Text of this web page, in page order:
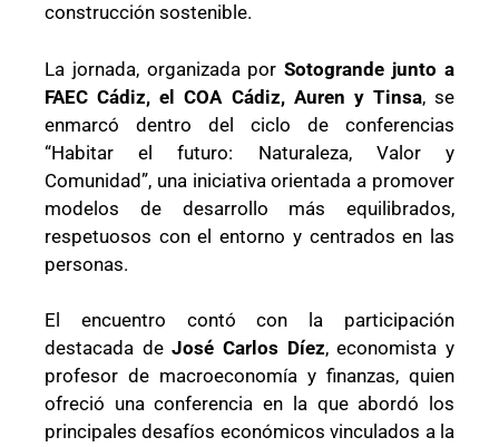
construcción sostenible.
La jornada, organizada porSotogrande junto a
FAEC Cádiz, el COA Cádiz, Auren y Tinsa, se
enmarcó dentro del ciclo de conferencias
“Habitar el futuro: Naturaleza, Valor y
Comunidad”, una iniciativa orientada a promover
modelos de desarrollo más equilibrados,
respetuosos con el entorno y centrados en las
personas.
El encuentro contó con la participación
destacada deJosé Carlos Díez, economista y
profesor de macroeconomía y finanzas, quien
ofreció una conferencia en la que abordó los
principales desafíos económicos vinculados a la